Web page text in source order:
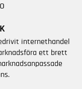
internethandel
ett brett